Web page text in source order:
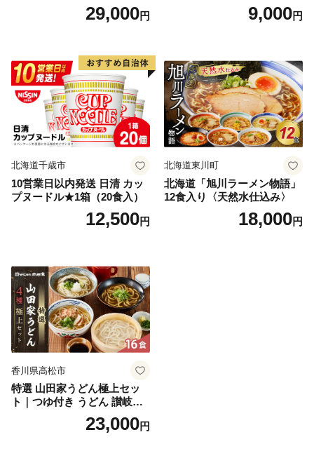
29,000円 9,000円
北海道千歳市
10営業日以内発送 日清 カッ
プヌードル★1箱（20食入）
12,500円
北海道東川町
北海道「旭川ラーメン物語」
12食入り〈天然水仕込み〉
18,000円
香川県高松市
特選 山田家うどん極上セッ
ト｜つゆ付き うどん 讃岐う
どん さぬきうどん 生麵 うど
んセット カレーうどん 生う
23,000円